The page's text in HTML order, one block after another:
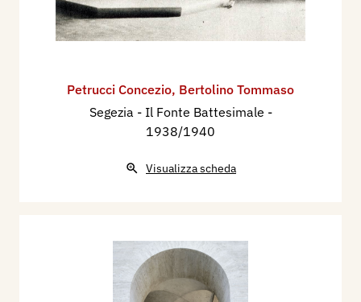
Petrucci Concezio, Bertolino Tommaso
Segezia - Il Fonte Battesimale -
1938/1940
Visualizza scheda